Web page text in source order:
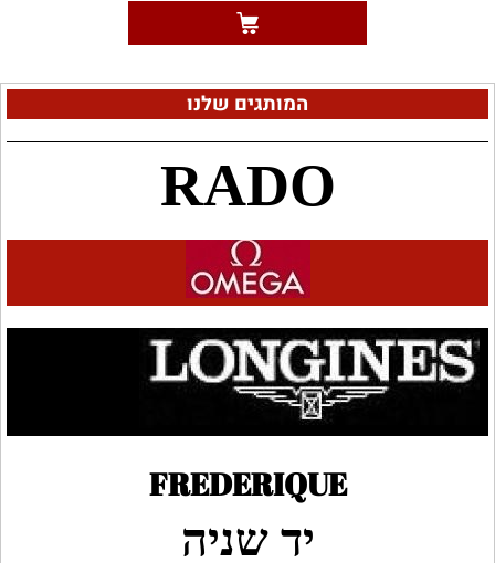
המותגים שלנו
RADO
FREDERIQUE
יד שניה